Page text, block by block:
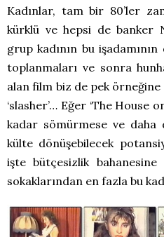
Kadınlar, tam bir 80’ler
kürklü ve hepsi de banker
grup kadının bu
toplanmaları ve sonra
alan film biz de pek
‘slasher’… Eğer ‘The House
kadar sömürmese ve daha
külte dönüşebilecek
işte bütçesizlik bahanesine
sokaklarından en fazla bu